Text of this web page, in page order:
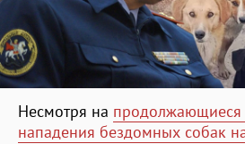
Несмотря на продолжающиеся
нападения бездомных собак